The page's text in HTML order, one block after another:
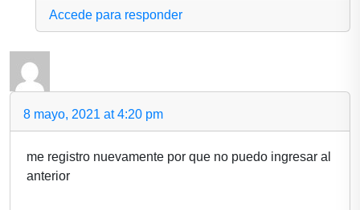
Accede para responder
8 mayo, 2021 at 4:20 pm
me registro nuevamente por que no puedo ingresar al
anterior